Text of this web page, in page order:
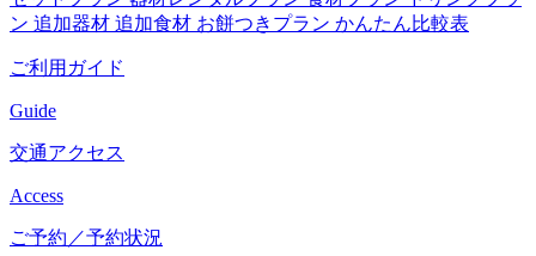
ン 追加器材 追加食材 お餅つきプラン かんたん比較表
ご利用ガイド
Guide
交通アクセス
Access
ご予約／予約状況